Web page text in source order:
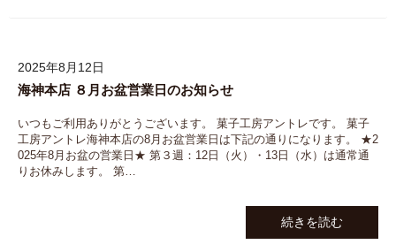
2025年8月12日
海神本店 ８月お盆営業日のお知らせ
いつもご利用ありがとうございます。 菓子工房アントレです。 菓子
工房アントレ海神本店の8月お盆営業日は下記の通りになります。 ★2
025年8月お盆の営業日★ 第３週：12日（火）・13日（水）は通常通
りお休みします。 第…
続きを読む